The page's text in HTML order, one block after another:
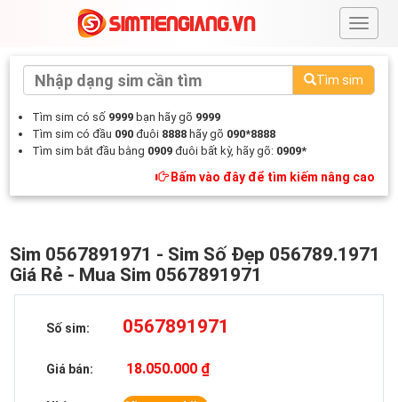
#
Tìm sim
Tìm sim có số 9999 bạn hãy gõ 9999
Tìm sim có đầu 090 đuôi 8888 hãy gõ 090*8888
Tìm sim bắt đầu bằng 0909 đuôi bất kỳ, hãy gõ: 0909*
Bấm vào đây để tìm kiếm nâng cao
Sim 0567891971 - Sim Số Đẹp 056789.1971
Giá Rẻ - Mua Sim 0567891971
Số sim: 0567891971
Giá bán: 18.050.000 ₫